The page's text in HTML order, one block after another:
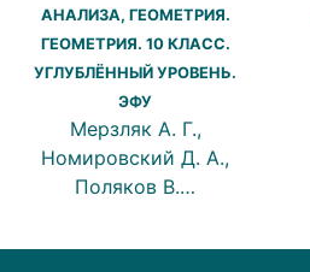
АНАЛИЗА, ГЕОМЕТРИЯ.
ГЕОМЕТРИЯ. 10 КЛАСС.
УГЛУБЛЁННЫЙ УРОВЕНЬ.
ЭФУ
Мерзляк А. Г.,
Номировский Д. А.,
Поляков В.…